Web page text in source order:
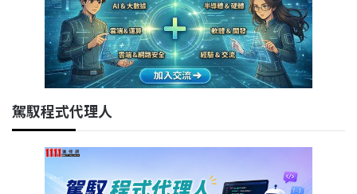
駕馭程式代理人